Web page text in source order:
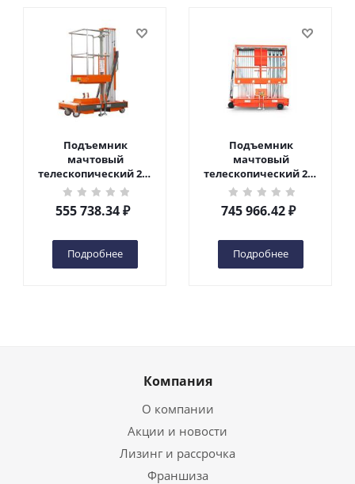
Подъемник
мачтовый
телескопический 200
кг 6 м TOR GTWY6-200S
DC 2-мачтовый
(автономный) (G) в
555 738.34₽
Подробнее
Подъемник
мачтовый
телескопический 200
кг 10 м TOR GTWY10-
200S DC 2-мачтовый
(автономный) (N) в
745 966.42₽
Подробнее
Компания
О компании
Акции и новости
Лизинг и рассрочка
Франшиза